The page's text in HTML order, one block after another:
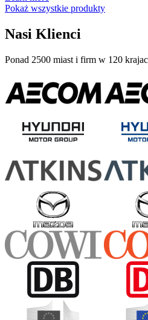
Pokaż wszystkie produkty
Nasi Klienci
Ponad 2500 miast i firm w 120